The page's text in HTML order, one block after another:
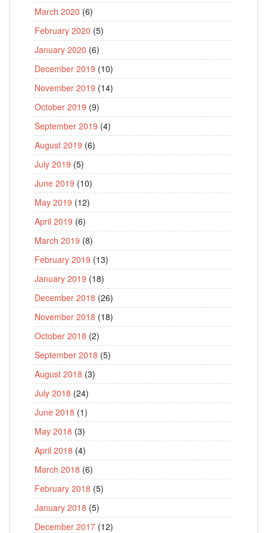
March 2020 (6)
February 2020 (5)
January 2020 (6)
December 2019 (10)
November 2019 (14)
October 2019 (9)
September 2019 (4)
August 2019 (6)
July 2019 (5)
June 2019 (10)
May 2019 (12)
April 2019 (6)
March 2019 (8)
February 2019 (13)
January 2019 (18)
December 2018 (26)
November 2018 (18)
October 2018 (2)
September 2018 (5)
August 2018 (3)
July 2018 (24)
June 2018 (1)
May 2018 (3)
April 2018 (4)
March 2018 (6)
February 2018 (5)
January 2018 (5)
December 2017 (12)